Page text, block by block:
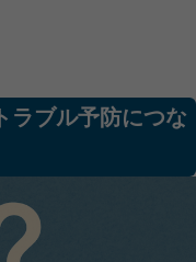
ラブル予防につな